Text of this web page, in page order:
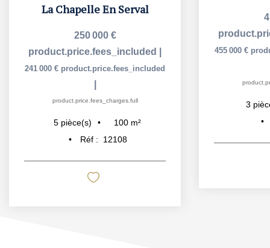
La Chapelle En Serval
250 000 €
product.price.fees_included
241 000 € product.price.fees_included
product.price.fees_charges.full
5 pièce(s) 100 m²
Réf :
12108
455 000 €
3